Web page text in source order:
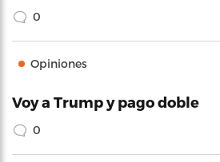
0
Opiniones
Voy a Trump y pago doble
0